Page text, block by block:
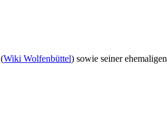
(Wiki Wolfenbüttel) sowie seiner ehemaligen